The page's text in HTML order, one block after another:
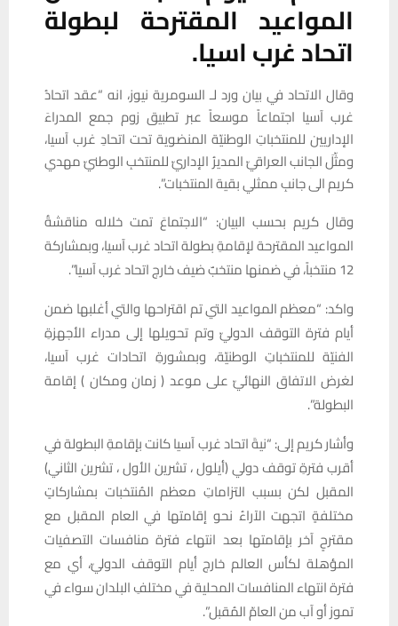
المواعيد المقترحة لبطولة
اتحاد غرب اسيا.
وقال الاتحاد في بيان ورد لـ السومرية نيوز، انه “عقد اتحادُ
غرب آسيا اجتماعاً موسعاً عبر تطبيق زوم جمع المدراءَ
الإداريين للمنتخباتِ الوطنيّة المنضوية تحت اتحادِ غرب آسيا،
ومثّلَ الجانب العراقيّ المديرُ الإداريّ للمنتخبِ الوطنيّ مهدي
كريم الى جانبِ ممثلي بقية المنتخبات”.
وقال كريم بحسب البيان: “الاجتماعَ تمت خلاله مناقشةُ
المواعيد المقترحة لإقامةِ بطولة اتحاد غرب آسيا، وبمشاركة
12 منتخباً، في ضمنها منتخبٌ ضيف خارج اتحاد غرب آسيا”.
واكد: “معظم المواعيد التي تم اقتراحها والتي أغلبها ضمن
أيام فترة التوقف الدوليّ وتم تحويلها إلى مدراء الأجهزةِ
الفنيّة للمنتخباتِ الوطنيّة، وبمشورةِ اتحادات غرب آسيا،
لغرض الاتفاق النهائيّ على موعد ( زمان ومكان ) إقامة
البطولة”.
وأشار كريم إلى: “نيةَ اتحاد غرب آسيا كانت بإقامةِ البطولة في
أقرب فترةِ توقف دولي (أيلول ، تشرين الأول ، تشرين الثاني)
المقبل لكن بسبب التزاماتِ معظم المُنتخبات بمشاركاتٍ
مختلفةٍ اتجهت الآراءُ نحو إقامتها في العام المقبل مع
مقترحٍ آخر بإقامتها بعد انتهاء فترة منافسات التصفيات
المؤهلة لكأس العالم خارج أيام التوقف الدوليّ، أي مع
فترة انتهاء المنافسات المحلية في مختلفِ البلدان سواء في
تموز أو آب من العامّ المُقبل”.